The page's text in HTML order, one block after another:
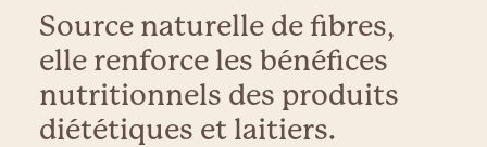
Source naturelle de fibres,
elle renforce les bénéfices
nutritionnels des produits
diététiques et laitiers.